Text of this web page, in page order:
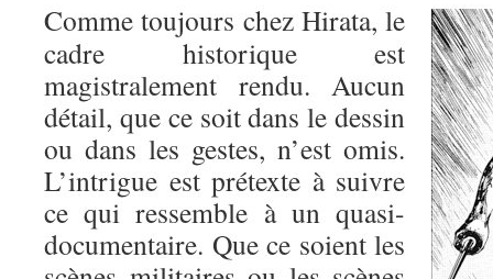
Comme toujours chez Hirata, le
cadre historique est
magistralement rendu. Aucun
détail, que ce soit dans le dessin
ou dans les gestes, n’est omis.
L’intrigue est prétexte à suivre
ce qui ressemble à un quasi-
documentaire. Que ce soient les